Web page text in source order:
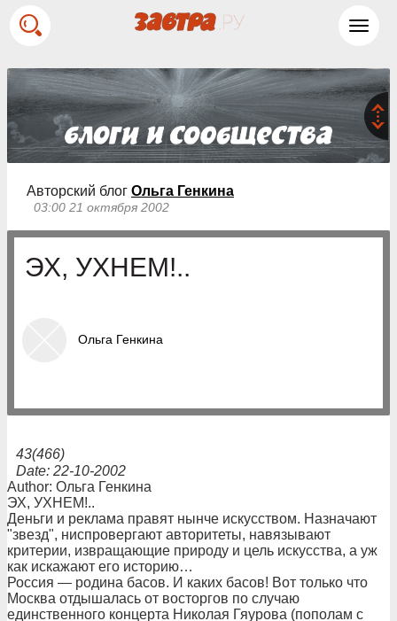
Авторский блог Ольга Генкина
03:00 21 октября 2002
ЭХ, УХНЕМ!..
Ольга Генкина
43(466)
Date: 22-10-2002
Author: Ольга Генкина
ЭХ, УХНЕМ!..
Деньги и реклама правят нынче искусством. Назначают
"звезд", ниспровергают авторитеты, навязывают
критерии, извращающие природу и цель искусства, а уж
как искажают его историю…
Россия — родина басов. И каких басов! Вот только что
Москва отдышалась от восторгов по случаю
единственного концерта Николая Гяурова (пополам с